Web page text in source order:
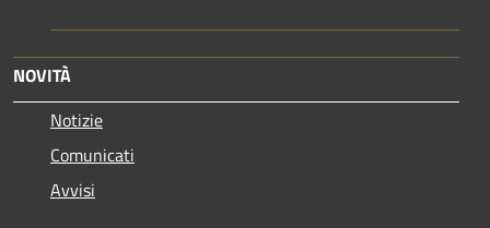
NOVITÀ
Notizie
Comunicati
Avvisi